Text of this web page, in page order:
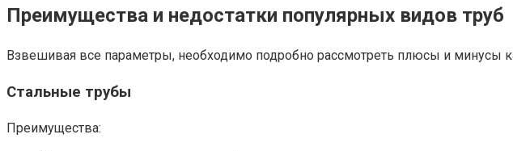
Преимущества и недостатки популярных видов труб
Взвешивая все параметры, необходимо подробно рассмотреть плюсы и минусы
Стальные трубы
Преимущества: